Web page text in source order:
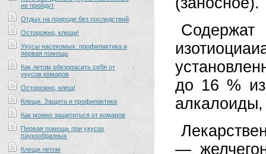
не пройдут
Отдых на природе без последствий
Осторожно, клещи!
Укусы насекомых: профилактика и
первая помощь
Как летом обезопасить себя от
укусов комаров
Осторожно, клещ!
Клещи. Защита и профилактика
Как можно защититься от комаров
Первая помощь при укусах
паукообразных
Клещи летом
до 16 %
—